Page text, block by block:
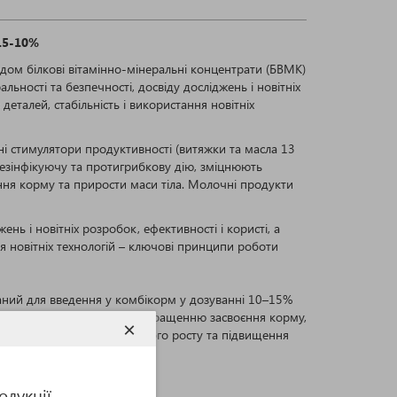
×
10%
білкові вітамінно-мінеральні концентрати (БВМК)
та безпечності, досвіду досліджень і новітніх
стабільність і використання новітніх
стимулятори продуктивності (витяжки та масла 13
та протигрибкову дію, зміцнюють
корму та прирости маси тіла. Молочні продукти
і новітніх розробок, ефективності і користі, а
технологій – ключові принципи роботи
для введення у комбікорм у дозуванні 10–15%
які сприяють покращенню засвоєння корму,
забезпечення інтенсивного росту та підвищення